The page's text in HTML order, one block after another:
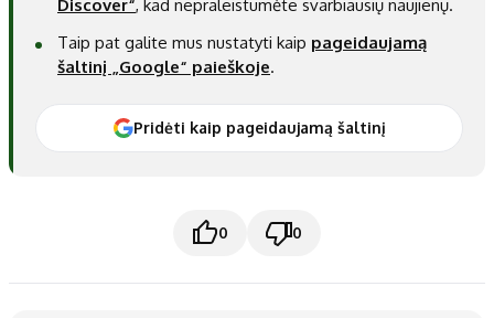
Discover“, kad nepraleistumėte svarbiausių naujienų.
Taip pat galite mus nustatyti kaip pageidaujamą
šaltinį „Google“ paieškoje.
Pridėti kaip pageidaujamą šaltinį
0 0